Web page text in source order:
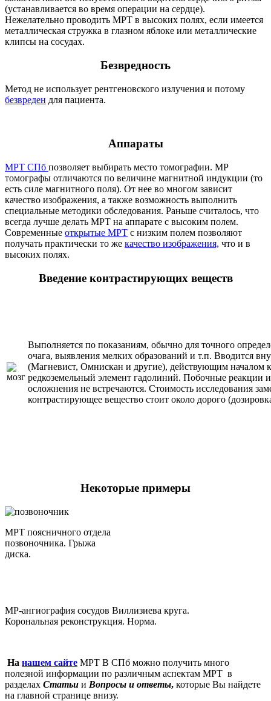
(устанавливается во время операции на сердце).
Нежелательно проводить МРТ в высоких полях, если имеется
металлическая стружка в глазном яблоке или металлические
клипсы на сосудах.
Безвредность
Метод не использует рентгеновского излучения и потому
безвреден для пациента.
Аппараты
МРТ СПб позволяет выбирать место томографии. МР
томографы отличаются по величине магнитной индукции (то
есть силе магнитного поля). От нее во многом зависит
качество изображения, а также возможность выполнить
специальные методики обследования. Раньше считалось, что
всегда лучше делать МРТ на аппарате с высоким полем.
Современные открытые МРТ с низким полем позволяют
получать практически то же качество изображения, что и в
высоких полях.
Введение контрастирующих веществ
Выполняется по показаниям, обычно для точного
очага, выявления мелких образований и т.п. Вводится
(Магневист, Омнискан и другие), действующим началом
редкоземельный элемент гадолиний. Побочные реакции
осложнения не встречаются. Стоимость исследования
контрастирующее вещество стоит около дорого
Некоторые примеры
МРТ поясничного отдела
позвоночника. Грыжа
диска.
МР-ангиография сосудов Виллизиева круга.
Корональная реконструкция. Норма.
На нашем сайте МРТ В СПб можно получить много
полезной информации по различным аспектам МРТ в
разделах Статьи и Вопросы и ответы, которые Вы найдете
на главной странице внизу.